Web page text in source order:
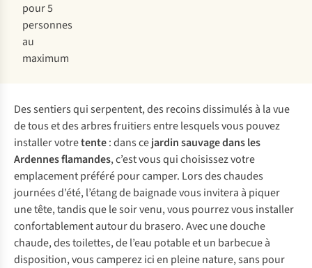
pour 5
personnes
au
maximum
Des sentiers qui serpentent, des recoins dissimulés à la vue
de tous et des arbres fruitiers entre lesquels vous pouvez
installer votretente: dans cejardin sauvage dans les
Ardennes flamandes, c’est vous qui choisissez votre
emplacement préféré pour camper. Lors des chaudes
journées d’été, l’étang de baignade vous invitera à piquer
une tête, tandis que le soir venu, vous pourrez vous installer
confortablement autour du brasero. Avec une douche
chaude, des toilettes, de l’eau potable et un barbecue à
disposition, vous camperez ici en pleine nature, sans pour